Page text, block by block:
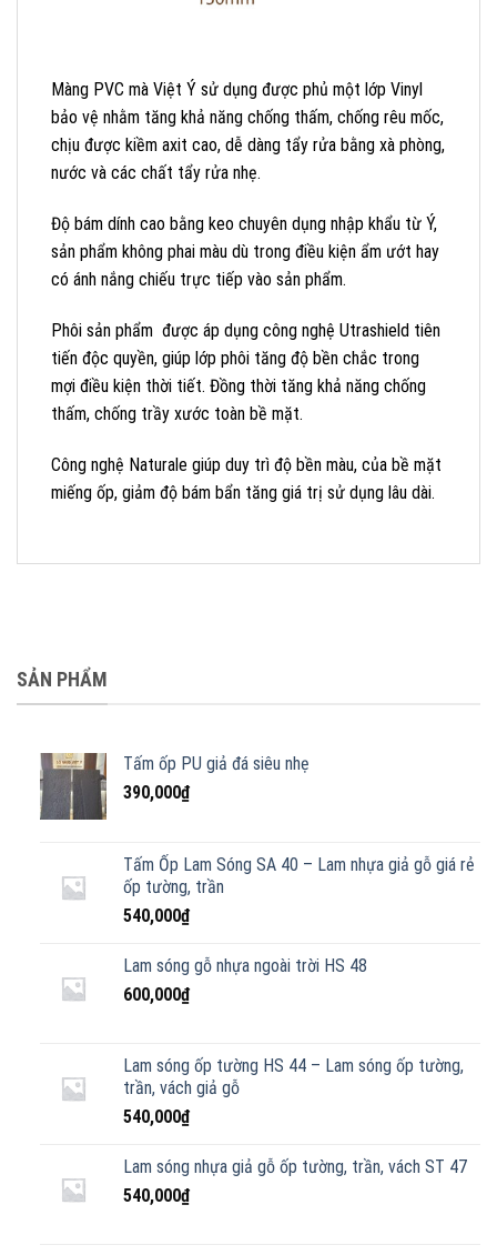
Màng PVC mà Việt Ý sử dụng được phủ một lớp Vinyl
bảo vệ nhằm tăng khả năng chống thấm, chống rêu mốc,
chịu được kiềm axit cao, dễ dàng tẩy rửa bằng xà phòng,
nước và các chất tẩy rửa nhẹ.
Độ bám dính cao bằng keo chuyên dụng nhập khẩu từ Ý,
sản phẩm không phai màu dù trong điều kiện ẩm ướt hay
có ánh nắng chiếu trực tiếp vào sản phẩm.
Phôi sản phẩm được áp dụng công nghệ Utrashield tiên
tiến độc quyền, giúp lớp phôi tăng độ bền chắc trong
mợi điều kiện thời tiết. Đồng thời tăng khả năng chống
thấm, chống trầy xước toàn bề mặt.
Công nghệ Naturale giúp duy trì độ bền màu, của bề mặt
miếng ốp, giảm độ bám bẩn tăng giá trị sử dụng lâu dài.
SẢN PHẨM
Tấm ốp PU giả đá siêu nhẹ
390,000₫
Tấm Ốp Lam Sóng SA 40 – Lam nhựa giả gỗ giá rẻ
ốp tường, trần
540,000₫
Lam sóng gỗ nhựa ngoài trời HS 48
600,000₫
Lam sóng ốp tường HS 44 – Lam sóng ốp tường,
trần, vách giả gỗ
540,000₫
Lam sóng nhựa giả gỗ ốp tường, trần, vách ST 47
540,000₫